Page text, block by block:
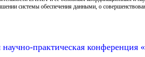
системы обеспечения данными, о
практическая